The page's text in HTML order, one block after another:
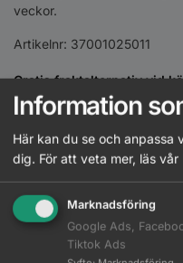
veckor.
Artikelnr: 37001025011
Gratis fraktalternativ vid
30 dagars faktura
Leasa inredning direkt i
Leverans direkt till
Information
Här kan du se och anpassa
dig. För att veta mer, läs vår
Marknadsföring
Google Ads,
Tiktok Ads